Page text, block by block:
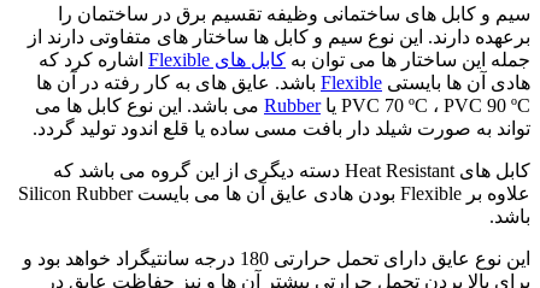
سیم و کابل های ساختمانی وظیفه تقسیم برق در ساختمان را
برعهده دارند. این نوع سیم و کابل ها ساختار های متفاوتی دارند از
جمله این ساختار ها می توان به کابل های Flexible
اشاره کرد که
هادی آن ها بایستی Flexible باشد. عایق های به کار رفته در آن ها
PVC 70 ºC ، PVC 90 ºC یا
Rubber می باشد. این نوع کابل ها می
تواند به صورت شیلد دار بافت مسی ساده یا قلع اندود تولید گردد.
کابل های Heat Resistant دسته دیگری از این گروه می باشد که
علاوه بر Flexible بودن هادی عایق آن ها می بایست Silicon Rubber
باشد.
این نوع عایق دارای تحمل حرارتی 180 درجه سانتیگراد خواهد بود و
برای بالا بردن تحمل حرارتی بیشتر آن ها و نیز حفاظت عایق در